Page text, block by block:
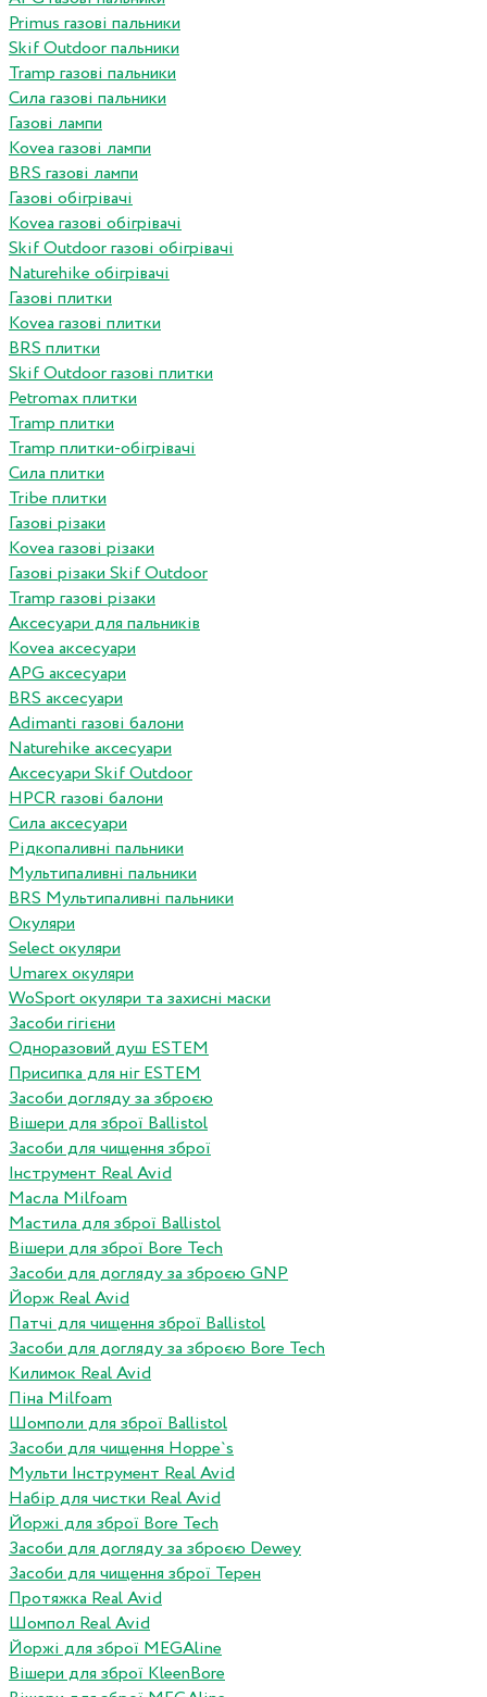
Primus газові пальники
Skif Outdoor пальники
Tramp газові пальники
Сила газові пальники
Газові лампи
Kovea газові лампи
BRS газові лампи
Газові обігрівачі
Kovea газові обігрівачі
Skif Outdoor газові обігрівачі
Naturehike обігрівачі
Газові плитки
Kovea газові плитки
BRS плитки
Skif Outdoor газові плитки
Petromax плитки
Tramp плитки
Tramp плитки-обігрівачі
Сила плитки
Tribe плитки
Газові різаки
Kovea газові різаки
Газові різаки Skif Outdoor
Tramp газові різаки
Аксесуари для пальників
Kovea аксесуари
APG аксесуари
BRS аксесуари
Adimanti газові балони
Naturehike аксесуари
Аксесуари Skif Outdoor
HPCR газові балони
Сила аксесуари
Рідкопаливні пальники
Мультипаливні пальники
BRS Мультипаливні пальники
Окуляри
Select окуляри
Umarex окуляри
WoSport окуляри та захисні маски
Засоби гігієни
Одноразовий душ ESTEM
Присипка для ніг ESTEM
Засоби догляду за зброєю
Вішери для зброї Ballistol
Засоби для чищення зброї
Інструмент Real Avid
Масла Milfoam
Мастила для зброї Ballistol
Вішери для зброї Bore Tech
Засоби для догляду за зброєю GNP
Йорж Real Avid
Патчі для чищення зброї Ballistol
Засоби для догляду за зброєю Bore Tech
Килимок Real Avid
Піна Milfoam
Шомполи для зброї Ballistol
Засоби для чищення Hoppe`s
Мульти Інструмент Real Avid
Набір для чистки Real Avid
Йоржі для зброї Bore Tech
Засоби для догляду за зброєю Dewey
Засоби для чищення зброї Терен
Протяжка Real Avid
Шомпол Real Avid
Йоржі для зброї MEGAline
Вішери для зброї KleenBore